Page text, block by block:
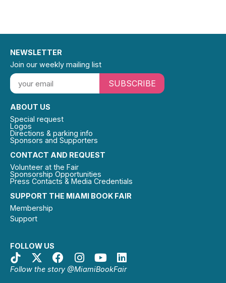
SUPPORT THE MIAMI BOOK FAIR
Membership
Support
FOLLOW US
Follow the story @MiamiBookFair
CONTACT AND REQUEST
Volunteer at the Fair
Sponsorship Opportunities
Press Contacts & Media Credentials
ABOUT US
Special request
Logos
Directions & parking info
Sponsors and Supporters
NEWSLETTER
Join our weekly mailing list
SUBSCRIBE